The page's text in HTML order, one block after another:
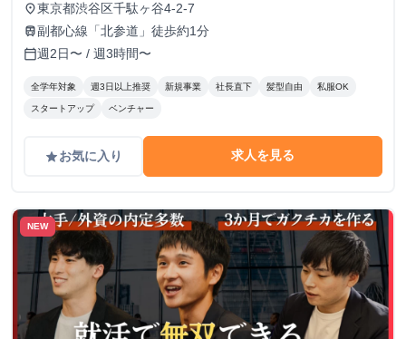
place東京都渋谷区千駄ヶ谷4-2-7
train副都心線「北参道」徒歩約1分
calendar_today週2日〜 / 週3時間〜
全学年対象 週3日以上推奨 新規事業 社長直下 髪型自由 私服OK
スタートアップ ベンチャー
gradeお気に入り 求人を見る
NEW